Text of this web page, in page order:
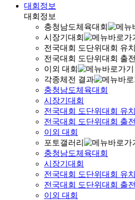
대회정보
대회정보
충청남도체육대회
시장기대회
전국대회 도단위대회 유치
전국대회 도단위대회 출전
이외 대회
각종체전 결과
충청남도체육대회
시장기대회
전국대회 도단위대회 유치
전국대회 도단위대회 출전
이외 대회
포토갤러리
충청남도체육대회
시장기대회
전국대회 도단위대회 유치
전국대회 도단위대회 출전
이외 대회